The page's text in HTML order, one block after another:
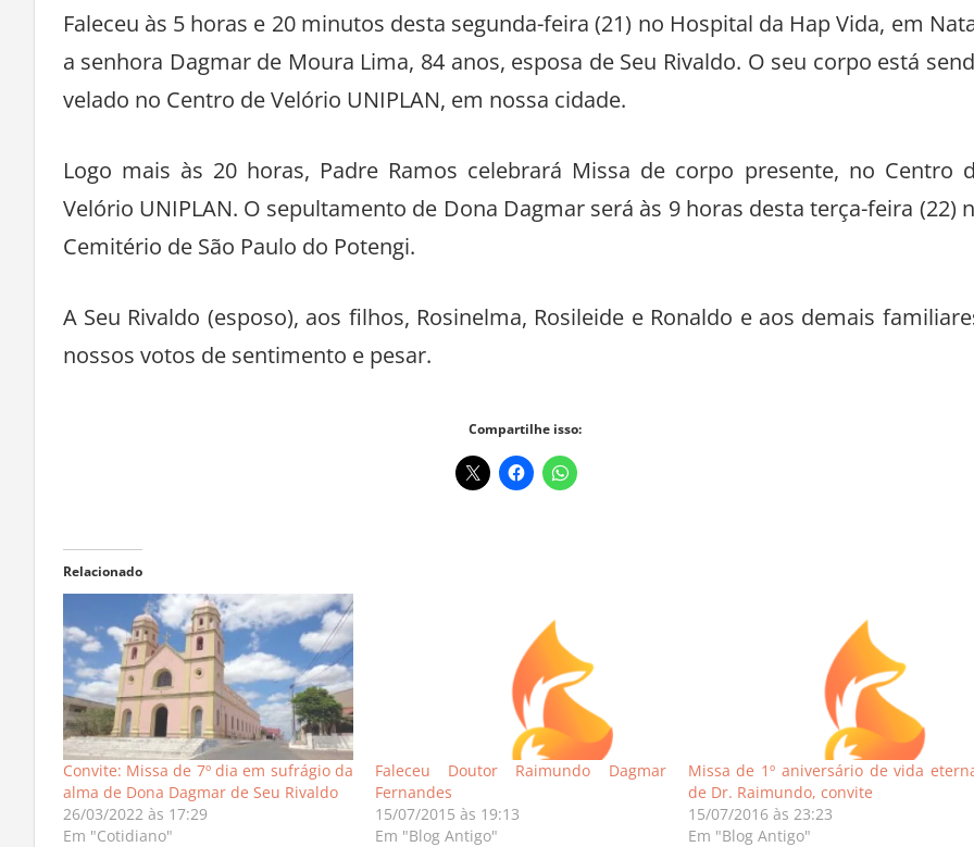
Faleceu às 5 horas e 20 minutos desta segunda-feira (21) no Hospital da Hap Vida, em
a senhora Dagmar de Moura Lima, 84 anos, esposa de Seu Rivaldo. O seu corpo está
velado no Centro de Velório UNIPLAN, em nossa cidade.
Logo mais às 20 horas, Padre Ramos celebrará Missa de corpo presente, no Centro
Velório UNIPLAN. O sepultamento de Dona Dagmar será às 9 horas desta terça-feira (22)
Cemitério de São Paulo do Potengi.
A Seu Rivaldo (esposo), aos filhos, Rosinelma, Rosileide e Ronaldo e aos demais
nossos votos de sentimento e pesar.
Compartilhe isso:
Relacionado
Convite: Missa de 7º dia em sufrágio da
alma de Dona Dagmar de Seu Rivaldo
26/03/2022 às 17:29
Em "Cotidiano"
Faleceu Doutor Raimundo Dagmar
Fernandes
15/07/2015 às 19:13
Em "Blog Antigo"
Missa de 1º aniversário de vida
de Dr. Raimundo, convite
15/07/2016 às 23:23
Em "Blog Antigo"